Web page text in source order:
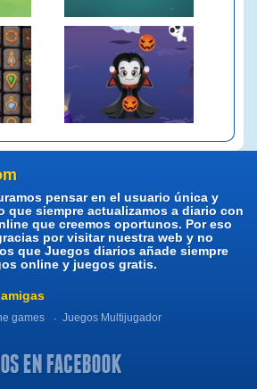
pensar en el usuario única y
que siempre actualizamos a diario con
que creemos oportunos. Por eso
por visitar nuestra web y no
que Juegos diarios añade siempre
online y juegos gratis.
games Juegos Multijugador